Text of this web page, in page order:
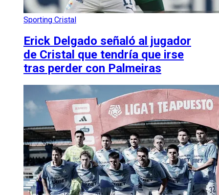
Sporting Cristal
Erick Delgado señaló al jugador
de Cristal que tendría que irse
tras perder con Palmeiras